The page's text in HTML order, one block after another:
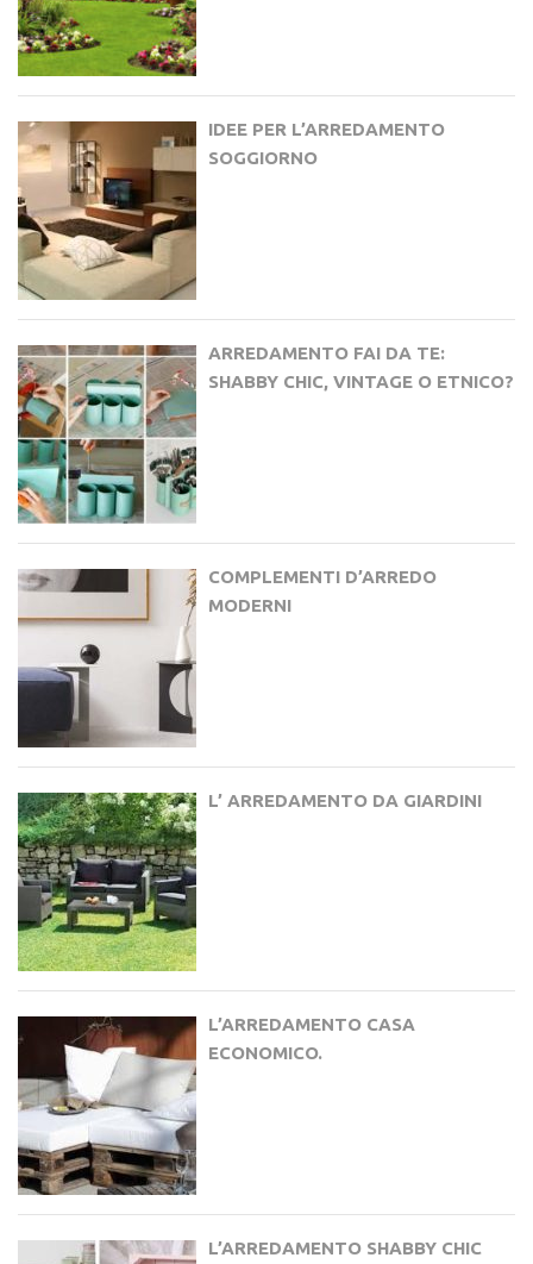
IDEE PER L’ARREDAMENTO
SOGGIORNO
ARREDAMENTO FAI DA TE:
SHABBY CHIC, VINTAGE O ETNICO?
COMPLEMENTI D’ARREDO
MODERNI
L’ ARREDAMENTO DA GIARDINI
L’ARREDAMENTO CASA
ECONOMICO.
L’ARREDAMENTO SHABBY CHIC